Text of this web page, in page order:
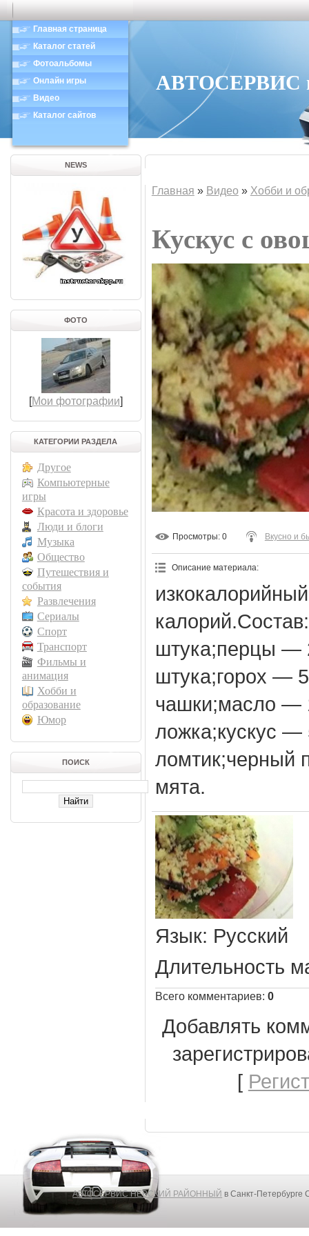
Главная страница
Каталог статей
Фотоальбомы
Онлайн игры
Видео
Каталог сайтов
АВТОСЕРВИС в
NEWS
ФОТО
[Мои фотографии]
КАТЕГОРИИ РАЗДЕЛА
Другое
Компьютерные
игры
Красота и здоровье
Люди и блоги
Музыка
Общество
Путешествия и
события
Развлечения
Сериалы
Спорт
Транспорт
Фильмы и
анимация
Хобби и
образование
Юмор
ПОИСК
Главная » Видео » Хобби и
Кускус с
Просмотры: 0 Вкусно и
Описание материала:
штука;перцы —
штука;горох —
чашки;масло —
ложка;кускус
ломтик;черный
мята.
Язык: Русский
Длительность
Всего комментариев: 0
Добавлять
[
АВТОСЕРВИС НЕВСКИЙ РАЙОННЫЙ в Санкт-Петербурге